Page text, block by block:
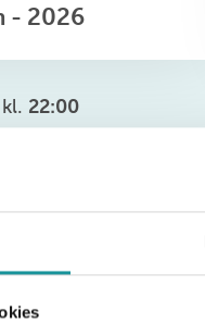
- 2026
kl. 22:00
med